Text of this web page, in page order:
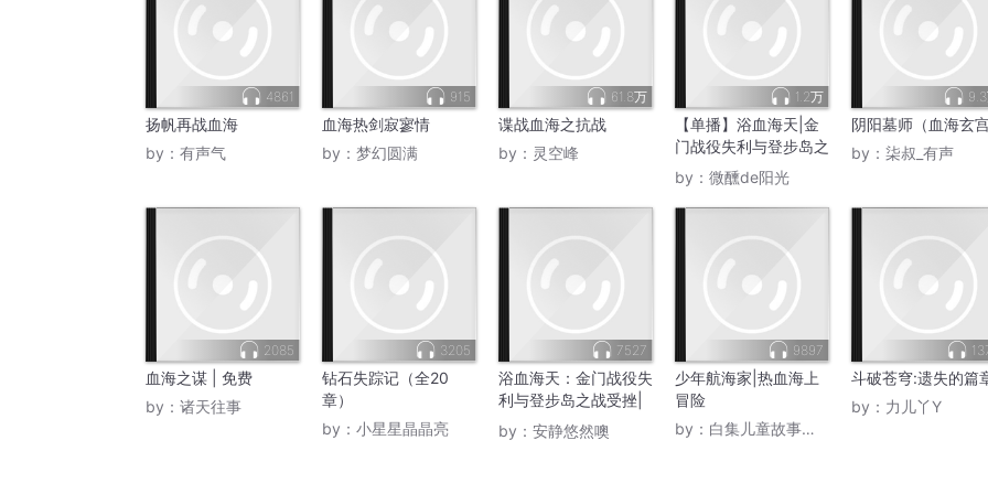
4861
扬帆再战血海
by： 有声气
915
血海热剑寂寥情
by： 梦幻圆满
61.8万
谍战血海之抗战
by： 灵空峰
1.2万
【单播】浴血海天|金
门战役失利与登步岛之
战受挫
by： 微醺de阳光
阴阳墓师（血海玄宫
by： 柒叔_有声
2085
血海之谋 | 免费
by： 诸天往事
3205
钻石失踪记（全20
章）
by： 小星星晶晶亮
7527
浴血海天：金门战役失
利与登步岛之战受挫|
安静悠然噢 演播
by： 安静悠然噢
9897
少年航海家|热血海上
冒险
by： 白集儿童故事工作室
斗破苍穹:遗失的篇
by： 力儿丫Y